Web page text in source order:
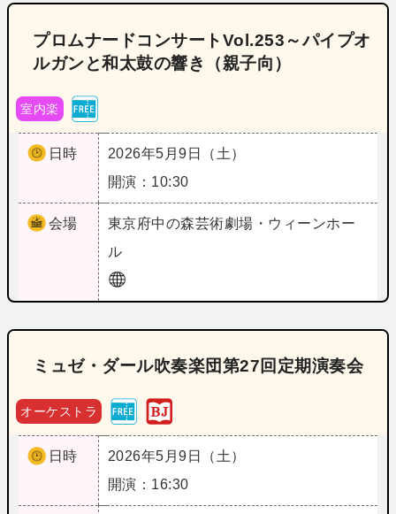
プロムナードコンサートVol.253～パイプオ
ルガンと和太鼓の響き（親子向）
室内楽
日時
2026年5月9日（土）
開演：10:30
会場 東京府中の森芸術劇場・ウィーンホー
ル
ミュゼ・ダール吹奏楽団第27回定期演奏会
オーケストラ
日時
2026年5月9日（土）
開演：16:30